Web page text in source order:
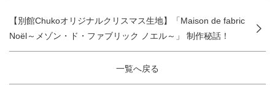
一覧へ戻る
【別館Chukoオリジナルクリスマス生地】「Maison de fabric
Noël～メゾン・ド・ファブリック ノエル～」 制作秘話！